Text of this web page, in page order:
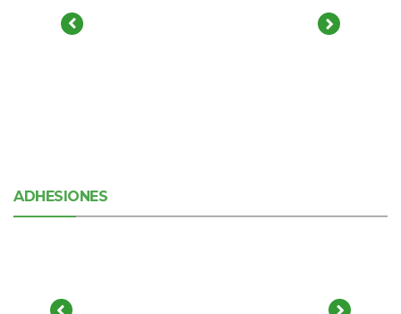
ADHESIONES